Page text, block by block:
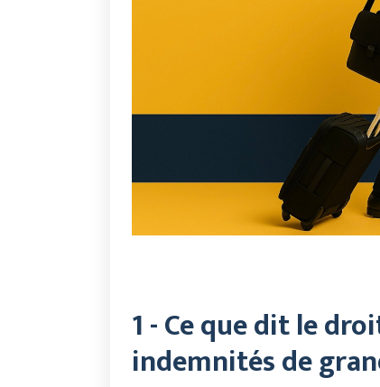
1 - Ce que dit le
indemnités de